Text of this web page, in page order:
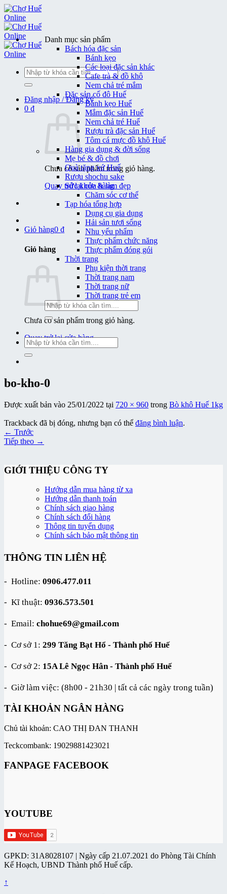
Bỏ
qua
nội
dung
Tìm
kiếm:
Đăng nhập / Đăng ký
0 ₫
Chưa có sản phẩm trong giỏ hàng.
Quay trở lại cửa hàng
Giỏ hàng0 ₫
Giỏ hàng
Chưa có sản phẩm trong giỏ hàng.
Quay trở lại cửa hàng
Danh mục sản phẩm
Bách hóa đặc sản
Bánh kẹo
Các loại đặc sản khác
Cafe trà & đồ khô
Nem chả tré mắm
Đặc sản cố đô Huế
Bánh kẹo Huế
Mắm đặc sản Huế
Nem chả tré Huế
Rượu trà đặc sản Huế
Tôm cá mực đồ khô Huế
Hàng gia dụng & đời sống
Mẹ bé & đồ chơi
Quà tặng xứ Huế
Rượu shochu sake
Sức khỏe & làm đẹp
Chăm sóc cơ thể
Tạp hóa tổng hợp
Dụng cụ gia dụng
Hải sản tươi sống
Nhu yếu phẩm
Thực phẩm chức năng
Thực phẩm đóng gói
Thời trang
Phụ kiện thời trang
Thời trang nam
Thời trang nữ
Thời trang trẻ em
Tìm
kiếm:
Tìm
kiếm:
bo-kho-0
Được xuất bản vào 25/01/2022 tại 720 × 960 trong Bò khô Huế 1kg
Trackback đã bị đóng, nhưng bạn có thể đăng bình luận.
← Trước
Tiếp theo →
GIỚI THIỆU CÔNG TY
Hướng dẫn mua hàng từ xa
Hướng dẫn thanh toán
Chính sách giao hàng
Chính sách đổi hàng
Thông tin tuyển dụng
Chính sách bảo mật thông tin
THÔNG TIN LIÊN HỆ
- Hotline: 0906.477.011
- Kĩ thuật: 0936.573.501
- Email: chohue69@gmail.com
- Cơ sở 1: 299 Tăng Bạt Hổ - Thành phố Huế
- Cơ sở 2: 15A Lê Ngọc Hân - Thành phố Huế
- Giờ làm việc: (8h00 - 21h30 | tất cả các ngày trong tuần)
TÀI KHOẢN NGÂN HÀNG
Chủ tài khoản: CAO THỊ ĐAN THANH
Teckcombank: 19029881423021
FANPAGE FACEBOOK
YOUTUBE
GPKD: 31A8028107 | Ngày cấp 21.07.2021 do Phòng Tài Chính
Kế Hoạch, UBND Thành phố Huế cấp.
↑